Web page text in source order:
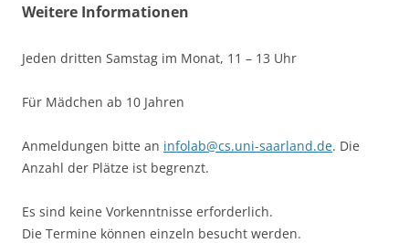
Weitere Informationen
Jeden dritten Samstag im Monat, 11 – 13 Uhr
Für Mädchen ab 10 Jahren
Anmeldungen bitte an infolab@cs.uni-saarland.de. Die
Anzahl der Plätze ist begrenzt.
Es sind keine Vorkenntnisse erforderlich.
Die Termine können einzeln besucht werden.